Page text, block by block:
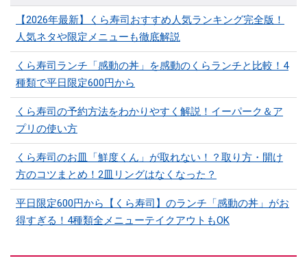
【2026年最新】くら寿司おすすめ人気ランキング完全版！
人気ネタや限定メニューも徹底解説
くら寿司ランチ「感動の丼」を感動のくらランチと比較！4
種類で平日限定600円から
くら寿司の予約方法をわかりやすく解説！イーパーク＆ア
プリの使い方
くら寿司のお皿「鮮度くん」が取れない！？取り方・開け
方のコツまとめ！2皿リングはなくなった？
平日限定600円から【くら寿司】のランチ「感動の丼」がお
得すぎる！4種類全メニューテイクアウトもOK